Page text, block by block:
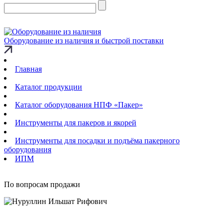
Оборудование из наличия и быстрой поставки
Главная
Каталог продукции
Каталог оборудования НПФ «Пакер»
Инструменты для пакеров и якорей
Инструменты для посадки и подъёма пакерного
оборудования
ИПМ
По вопросам продажи